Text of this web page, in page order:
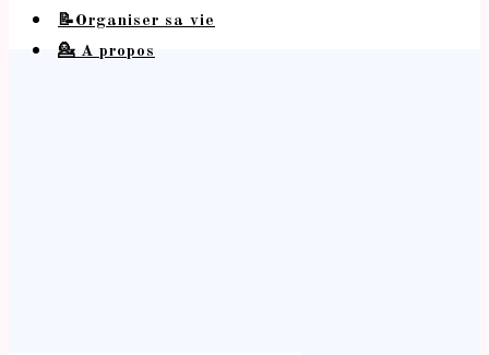
📝Organiser sa vie
💁 A propos